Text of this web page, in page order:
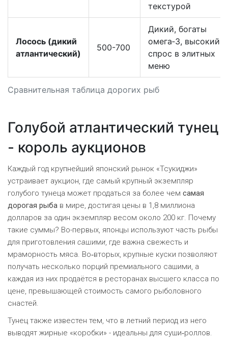
Сравнительная таблица дорогих рыб
текстурой
Лосось (дикий
атлантический)
500-700
Дикий, богаты
омега‑3, высокий
спрос в элитных
меню
Голубой атлантический тунец
- король аукционов
Каждый год крупнейший японский рынок «Тсукиджи»
устраивает аукцион, где самый крупный экземпляр
голубого тунеца может продаться за более чем самая
дорогая рыба в мире, достигая цены в 1,8 миллиона
долларов за один экземпляр весом около 200 кг. Почему
такие суммы? Во-первых, японцы используют часть рыбы
для приготовления сашими, где важна свежесть и
мраморность мяса. Во‑вторых, крупные куски позволяют
получать несколько порций премиального сашими, а
каждая из них продаётся в ресторанах высшего класса по
цене, превышающей стоимость самого рыболовного
снастей.
Тунец также известен тем, что в летний период из него
выводят жирные «коробки» - идеальны для суши‑роллов.